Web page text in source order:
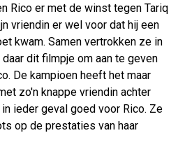
Rico er met de winst tegen Tariq
vriendin er wel voor dat hij een
kwam. Samen vertrokken ze in
dit filmpje om aan te geven
De kampioen heeft het maar
zo'n knappe vriendin achter
ieder geval goed voor Rico. Ze
op de prestaties van haar